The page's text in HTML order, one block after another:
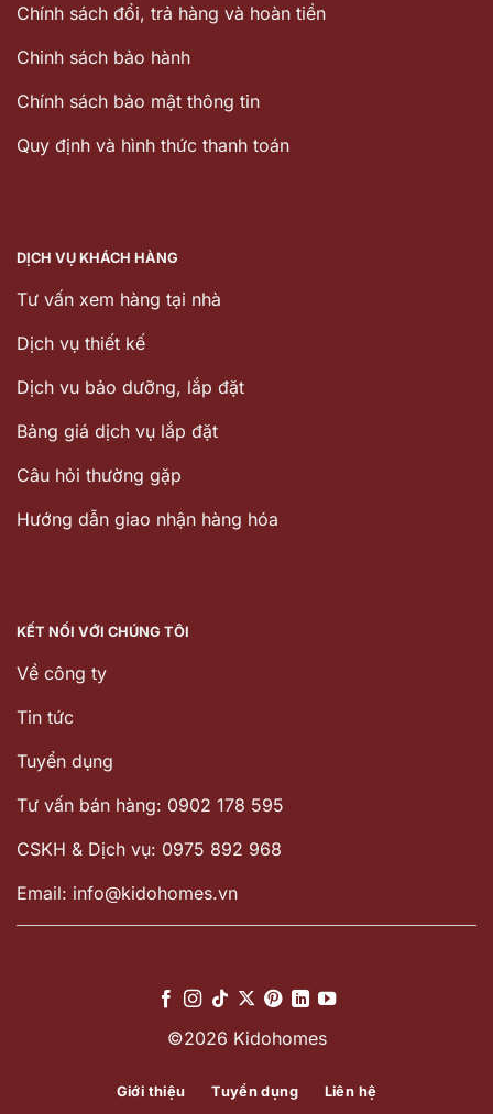
Chính sách đổi, trả hàng và hoàn tiền
Chinh sách bảo hành
Chính sách bảo mật thông tin
Quy định và hình thức thanh toán
DỊCH VỤ KHÁCH HÀNG
Tư vấn xem hàng tại nhà
Dịch vụ thiết kế
Dịch vu bảo dưỡng, lắp đặt
Bảng giá dịch vụ lắp đặt
Câu hỏi thường gặp
Hướng dẫn giao nhận hàng hóa
KẾT NỐI VỚI CHÚNG TÔI
Về công ty
Tin tức
Tuyển dụng
Tư vấn bán hàng: 0902 178 595
CSKH & Dịch vụ: 0975 892 968
Email: info@kidohomes.vn
©2026 Kidohomes
Giới thiệu Tuyển dụng Liên hệ